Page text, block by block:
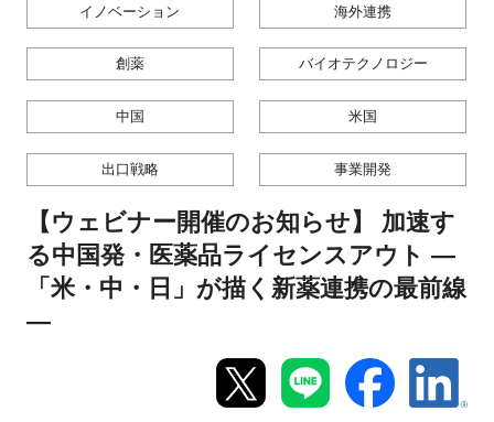
特別会員専用メニュー
お問い合わせ
マイページ
新規登録
イノベーション 海外連携
創薬 バイオテクノロジー
中国 米国
出口戦略 事業開発
【ウェビナー開催のお知らせ】 加速す
る中国発・医薬品ライセンスアウト ―
「米・中・日」が描く新薬連携の最前線
―